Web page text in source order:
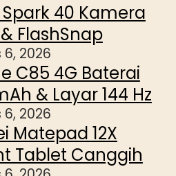
40 Kamera
FlashSnap
2026
C85 4G Baterai
& Layar 144 Hz
2026
Matepad 12X
Tablet Canggih